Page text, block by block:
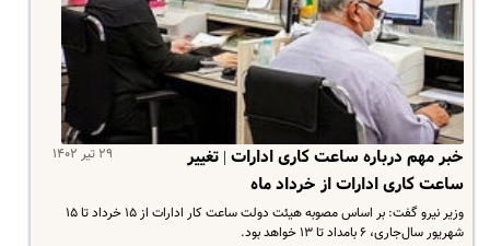
۲۹ تیر ۱۴۰۲
خبر مهم درباره ساعت کاری ادارات | تغییر
ساعت کاری ادارات از خرداد ماه
وزیر نیرو گفت: بر اساس مصوبه هیئت دولت ساعت کار ادارات از ۱۵ خرداد تا ۱۵
شهریور سال‌جاری، ۶ بامداد تا ۱۳ خواهد بود.